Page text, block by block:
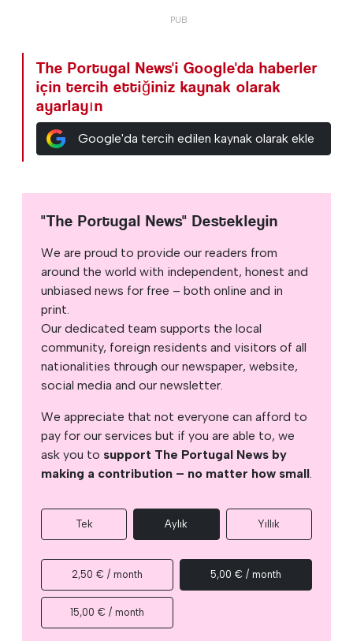
The Portugal News'i Google'da haberler
için tercih ettiğiniz kaynak olarak
ayarlayın
Google'da tercih edilen kaynak olarak ekle
"The Portugal News" Destekleyin
We are proud to provide our readers from
around the world with independent, honest and
unbiased news for free – both online and in
print.
Our dedicated team supports the local
community, foreign residents and visitors of all
nationalities through our newspaper, website,
social media and our newsletter.
We appreciate that not everyone can afford to
pay for our services but if you are able to, we
ask you to support The Portugal News by
making a contribution – no matter how small.
Tek Aylık Yıllık
2,50 € / month 5,00 € / month
15,00 € / month